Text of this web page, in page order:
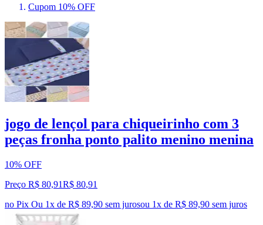
Cupom 10% OFF
jogo de lençol para chiqueirinho com 3
peças fronha ponto palito menino menina
10% OFF
Preço R$ 80,91R$ 80,91
no Pix Ou 1x de R$ 89,90 sem jurosou 1x de R$ 89,90 sem juros